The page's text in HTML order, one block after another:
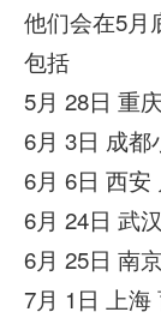
他们会在5月
包括
5月 28日 重
6月 3日 成都
6月 6日 西安
6月 24日 武
6月 25日 南
7月 1日 上海